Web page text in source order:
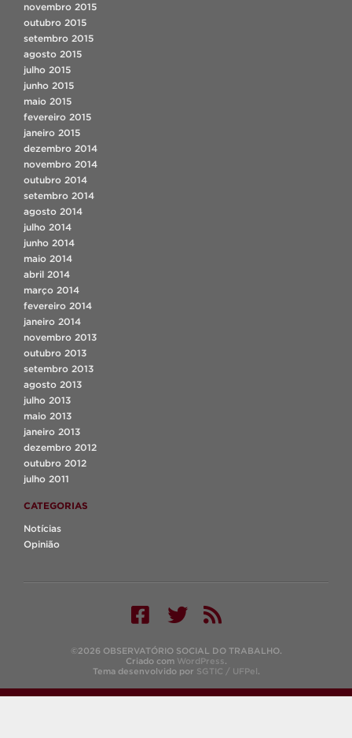
novembro 2015
outubro 2015
setembro 2015
agosto 2015
julho 2015
junho 2015
maio 2015
fevereiro 2015
janeiro 2015
dezembro 2014
novembro 2014
outubro 2014
setembro 2014
agosto 2014
julho 2014
junho 2014
maio 2014
abril 2014
março 2014
fevereiro 2014
janeiro 2014
novembro 2013
outubro 2013
setembro 2013
agosto 2013
julho 2013
maio 2013
janeiro 2013
dezembro 2012
outubro 2012
julho 2011
CATEGORIAS
Notícias
Opinião
©2026 OBSERVATÓRIO SOCIAL DO TRABALHO.
Criado com WordPress.
Tema desenvolvido por SGTIC / UFPel.